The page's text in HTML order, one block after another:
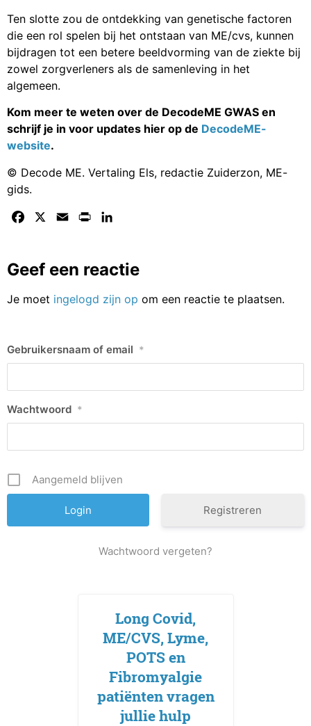
Ten slotte zou de ontdekking van genetische factoren
die een rol spelen bij het ontstaan van ME/cvs, kunnen
bijdragen tot een betere beeldvorming van de ziekte bij
zowel zorgverleners als de samenleving in het
algemeen.
Kom meer te weten over de DecodeME GWAS en
schrijf je in voor updates hier op de DecodeME-
website.
© Decode ME. Vertaling Els, redactie Zuiderzon, ME-
gids.
Facebook Email Print
Geef een reactie
Je moet ingelogd zijn op om een reactie te plaatsen.
Gebruikersnaam of email *
Wachtwoord *
Aangemeld blijven
Registreren
Wachtwoord vergeten?
Long Covid,
ME/CVS, Lyme,
POTS en
Fibromyalgie
patiënten vragen
jullie hulp